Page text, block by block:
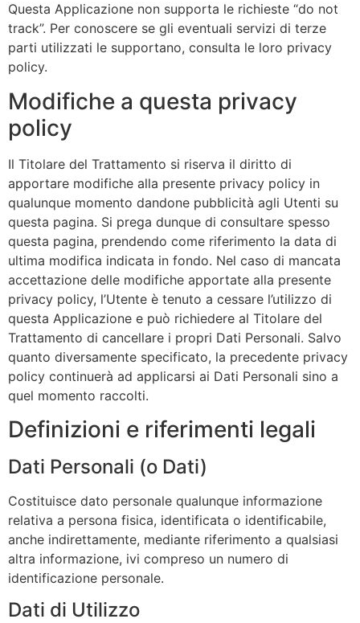
Questa Applicazione non supporta le richieste “do not
track”. Per conoscere se gli eventuali servizi di terze
parti utilizzati le supportano, consulta le loro privacy
policy.
Modifiche a questa privacy
policy
Il Titolare del Trattamento si riserva il diritto di
apportare modifiche alla presente privacy policy in
qualunque momento dandone pubblicità agli Utenti su
questa pagina. Si prega dunque di consultare spesso
questa pagina, prendendo come riferimento la data di
ultima modifica indicata in fondo. Nel caso di mancata
accettazione delle modifiche apportate alla presente
privacy policy, l’Utente è tenuto a cessare l’utilizzo di
questa Applicazione e può richiedere al Titolare del
Trattamento di cancellare i propri Dati Personali. Salvo
quanto diversamente specificato, la precedente privacy
policy continuerà ad applicarsi ai Dati Personali sino a
quel momento raccolti.
Definizioni e riferimenti legali
Dati Personali (o Dati)
Costituisce dato personale qualunque informazione
relativa a persona fisica, identificata o identificabile,
anche indirettamente, mediante riferimento a qualsiasi
altra informazione, ivi compreso un numero di
identificazione personale.
Dati di Utilizzo